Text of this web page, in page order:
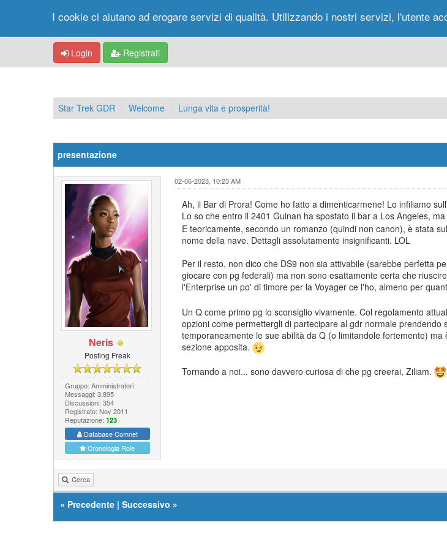
Portale Forum
Login Registrati
Star Trek GDR Welcome Lunga vita e prosperità!
presentazione
Neris
Posting Freak
Gruppo: Amministratori
Messaggi: 3,895
Discussioni: 354
Registrato: Nov 2011
Reputazione: 123
Database Comnet
Cronologia Role
02-06-2023, 10:23 AM
Ah, il Bar di Prora! Come ho fatto a dimenticarmene! Lo infiliamo
Lo so che entro il 2401 Guinan ha spostato il bar a Los Angeles,
E teoricamente, secondo un romanzo (quindi non canon), è stata
nome della nave. Dettagli assolutamente insignificanti. LOL
Per il resto, non dico che DS9 non sia attivabile (sarebbe perfetta
giocare con pg federali) ma non sono esattamente certa che
l'Enterprise un po' di timore per la Voyager ce l'ho, almeno per
Un Q come primo pg lo sconsiglio vivamente. Col regolamento
opzioni come permettergli di partecipare al gdr normale
temporaneamente le sue abilità da Q (o limitandole fortemente)
sezione apposita.
Tornando a noi... sono davvero curiosa di che pg creerai, Ziliam.
Cerca
« Precedente | Successivo »
I cookie ci aiutano ad erogare servizi di qualità. Utilizzando i nostri servizi, l'utente